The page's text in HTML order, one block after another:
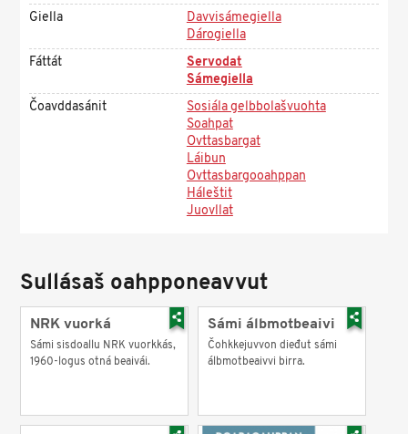
Giella
Davvisámegiella
Dárogiella
Fáttát
Servodat
Sámegiella
Čoavddasánit
Sosiála gelbbolašvuohta
Soahpat
Ovttasbargat
Láibun
Ovttasbargooahppan
Háleštit
Juovllat
Sullásaš oahpponeavvut
NRK vuorká
Sámi sisdoallu NRK vuorkkás,
1960-logus otná beaivái.
Sámi álbmotbeaivi
Čohkkejuvvon dieđut sámi
álbmotbeaivvi birra.